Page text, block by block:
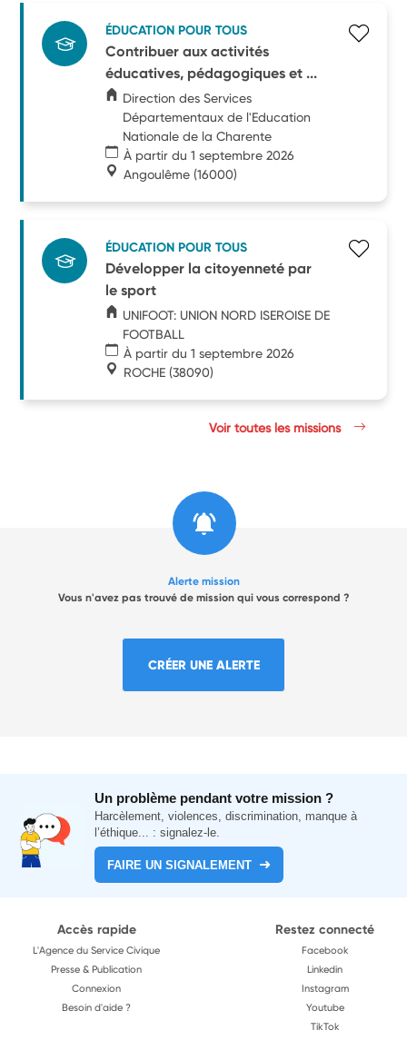
ÉDUCATION POUR TOUS
Contribuer aux activités
éducatives, pédagogiques et ...
Direction des Services
Départementaux de l'Education
Nationale de la Charente
À partir du 1 septembre 2026
Angoulême (16000)
ÉDUCATION POUR TOUS
Développer la citoyenneté par
le sport
UNIFOOT: UNION NORD ISEROISE DE
FOOTBALL
À partir du 1 septembre 2026
ROCHE (38090)
Voir toutes les missions
Alerte mission
Vous n'avez pas trouvé de mission qui vous correspond ?
CRÉER UNE ALERTE
Un problème pendant votre mission ?
Harcèlement, violences, discrimination, manque à
l’éthique... : signalez-le.
FAIRE UN SIGNALEMENT
Accès rapide
L'Agence du Service Civique
Presse & Publication
Connexion
Besoin d'aide ?
Restez connecté
Facebook
Linkedin
Instagram
Youtube
TikTok